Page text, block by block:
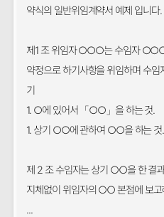
약식의 일반위임계약서 예제 입니다.
제1 조 위임자 ○○○는 수임자 ○○○
약정으로 하기사항을 위임하며 수
기
1. ○에 있어서 「○○」을 하는 것.
1. 상기 ○○에 관하여 ○○을 하는 것.
제 2 조 수임자는 상기 ○○을 한 결
지체없이 위임자의 ○○ 본점에 보고
...